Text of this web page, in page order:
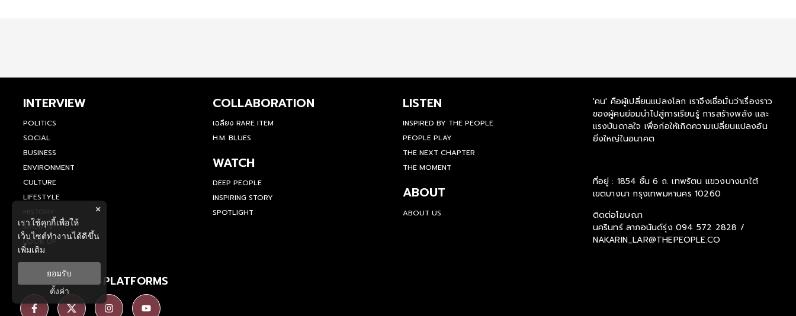
INTERVIEW
POLITICS
SOCIAL
BUSINESS
ENVIRONMENT
CULTURE
LIFESTYLE
HISTORY
SPORTS
LOOK UP
COLLABORATION
เฉลียง RARE ITEM
H.M. BLUES
WATCH
DEEP PEOPLE
INSPIRING STORY
SPOTLIGHT
LISTEN
INSPIRED BY THE PEOPLE
PEOPLE PLAY
THE NEXT CHAPTER
THE MOMENT
ABOUT
ABOUT US
'คน' คือผู้เปลี่ยนแปลงโลก เราจึงเชื่อมั่นว่าเรื่องราว
ของผู้คนย่อมนำไปสู่การเรียนรู้ การสร้างพลัง และ
แรงบันดาลใจ เพื่อก่อให้เกิดความเปลี่ยนแปลงอัน
ยิ่งใหญ่ในอนาคต
ที่อยู่ : 1854 ชั้น 6 ถ. เทพรัตน แขวงบางนาใต้
เขตบางนา กรุงเทพมหานคร 10260
ติดต่อโฆษณา
นครินทร์ ลาภอนันด์รุ่ง 094 572 2828 /
NAKARIN_LAR@THEPEOPLE.CO
SOCIAL MEDIA PLATFORMS
×
เราใช้คุกกี้เพื่อให้
เว็บไซต์ทำงานได้ดีขึ้น
เพิ่มเติม
ยอมรับ
ตั้งค่า